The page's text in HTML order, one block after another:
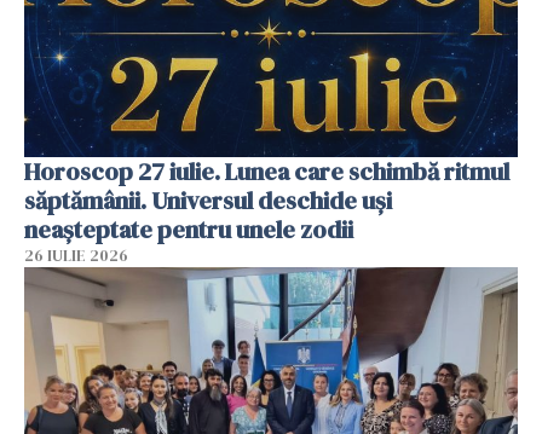
Horoscop 27 iulie. Lunea care schimbă ritmul
săptămânii. Universul deschide uși
neașteptate pentru unele zodii
26 IULIE 2026